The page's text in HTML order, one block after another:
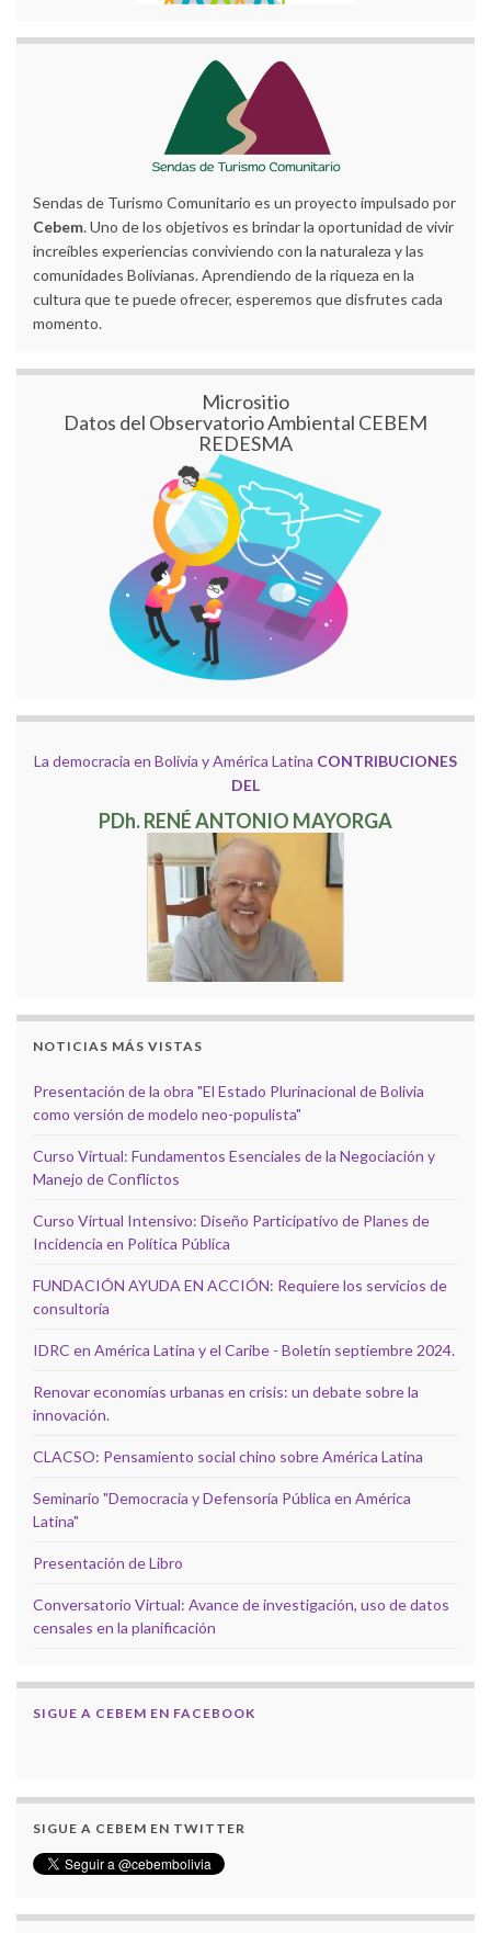
Sendas de Turismo Comunitario es un proyecto impulsado por
Cebem. Uno de los objetivos es brindar la oportunidad de vivir
increíbles experiencias conviviendo con la naturaleza y las
comunidades Bolivianas. Aprendiendo de la riqueza en la
cultura que te puede ofrecer, esperemos que disfrutes cada
momento.
Micrositio
Datos del Observatorio Ambiental CEBEM
REDESMA
La democracia en Bolivia y América Latina CONTRIBUCIONES
DEL
PDh. RENÉ ANTONIO MAYORGA
NOTICIAS MÁS VISTAS
Presentación de la obra "El Estado Plurinacional de Bolivia
como versión de modelo neo-populista"
Curso Virtual: Fundamentos Esenciales de la Negociación y
Manejo de Conflictos
Curso Virtual Intensivo: Diseño Participativo de Planes de
Incidencia en Política Pública
FUNDACIÓN AYUDA EN ACCIÓN: Requiere los servicios de
consultoría
IDRC en América Latina y el Caribe - Boletín septiembre 2024.
Renovar economías urbanas en crisis: un debate sobre la
innovación.
CLACSO: Pensamiento social chino sobre América Latina
Seminario "Democracia y Defensoría Pública en América
Latina"
Presentación de Libro
Conversatorio Virtual: Avance de investigación, uso de datos
censales en la planificación
SIGUE A CEBEM EN FACEBOOK
SIGUE A CEBEM EN TWITTER